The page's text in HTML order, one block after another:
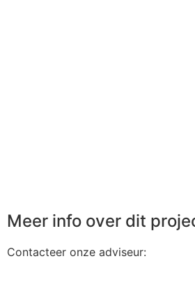
Meer info over dit
Contacteer onze adviseur: